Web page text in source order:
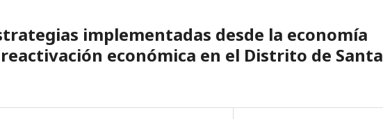
implementadas desde la economía
económica en el Distrito de Santa